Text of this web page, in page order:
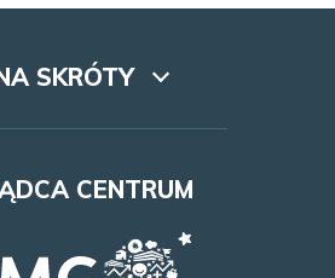
SKRÓTY
Lookbook
Najem
CENTRUM